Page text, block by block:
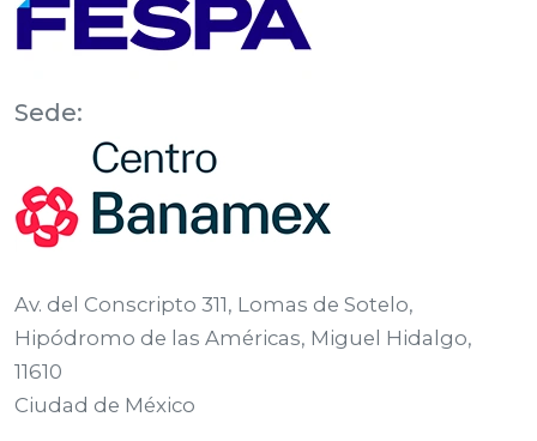
Sede:
Av. del Conscripto 311, Lomas de Sotelo,
Hipódromo de las Américas, Miguel Hidalgo,
11610
Ciudad de México